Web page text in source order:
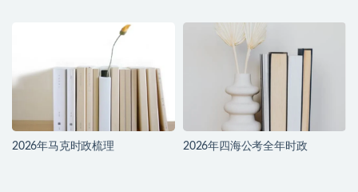
2026年马克时政梳理 2026年四海公考全年时政